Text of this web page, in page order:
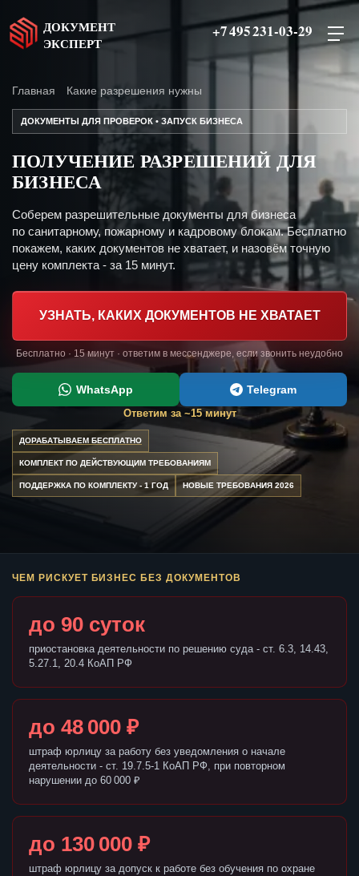
ДОКУМЕНТ
ЭКСПЕРТ
+7 495 231-03-29
Главная Какие разрешения нужны
ДОКУМЕНТЫ ДЛЯ ПРОВЕРОК • ЗАПУСК БИЗНЕСА
ПОЛУЧЕНИЕ РАЗРЕШЕНИЙ ДЛЯ
БИЗНЕСА
Соберем разрешительные документы для бизнеса
по санитарному, пожарному и кадровому блокам. Бесплатно
покажем, каких документов не хватает, и назовём точную
цену комплекта - за 15 минут.
УЗНАТЬ, КАКИХ ДОКУМЕНТОВ НЕ ХВАТАЕТ
Бесплатно · 15 минут · ответим в мессенджере, если звонить неудобно
WhatsApp Telegram
Ответим за ~15 минут
ДОРАБАТЫВАЕМ БЕСПЛАТНО
КОМПЛЕКТ ПО ДЕЙСТВУЮЩИМ ТРЕБОВАНИЯМ
ПОДДЕРЖКА ПО КОМПЛЕКТУ - 1 ГОД НОВЫЕ ТРЕБОВАНИЯ 2026
ЧЕМ РИСКУЕТ БИЗНЕС БЕЗ ДОКУМЕНТОВ
до 90 суток
приостановка деятельности по решению суда - ст. 6.3, 14.43,
5.27.1, 20.4 КоАП РФ
до 48 000 ₽
штраф юрлицу за работу без уведомления о начале
деятельности - ст. 19.7.5-1 КоАП РФ, при повторном
нарушении до 60 000 ₽
до 130 000 ₽
штраф юрлицу за допуск к работе без обучения по охране